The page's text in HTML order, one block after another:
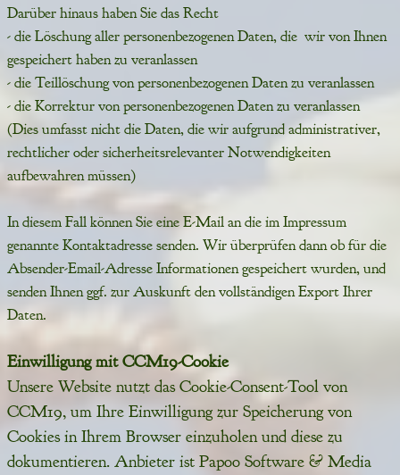
Darüber hinaus haben Sie das Recht
- die Löschung aller personenbezogenen Daten, die wir von Ihnen
gespeichert haben zu veranlassen
- die Teillöschung von personenbezogenen Daten zu veranlassen
- die Korrektur von personenbezogenen Daten zu veranlassen
(Dies umfasst nicht die Daten, die wir aufgrund administrativer,
rechtlicher oder sicherheitsrelevanter Notwendigkeiten
aufbewahren müssen)
In diesem Fall können Sie eine E-Mail an die im Impressum
genannte Kontaktadresse senden. Wir überprüfen dann ob für die
Absender-Email-Adresse Informationen gespeichert wurden, und
senden Ihnen ggf. zur Auskunft den vollständigen Export Ihrer
Daten.
Einwilligung mit CCM19-Cookie
Unsere Website nutzt das Cookie-Consent-Tool von
CCM19, um Ihre Einwilligung zur Speicherung von
Cookies in Ihrem Browser einzuholen und diese zu
dokumentieren. Anbieter ist Papoo Software & Media